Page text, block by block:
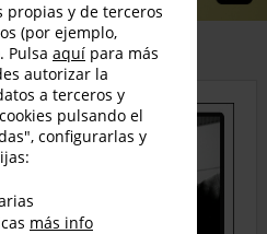
propias y de terceros
(por ejemplo,
Pulsa aquí para más
autorizar la
a terceros y
pulsando el
configurarlas y
más info